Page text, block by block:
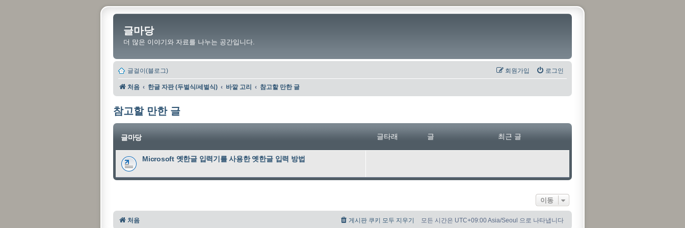
글마당
더 많은 이야기와 자료를 나누는 공간입니다.
글걸이(블로그) 로그인
회원가입
처음 한글 자판 (두벌식/세벌식) 바깥 고리 참고할 만한 글
참고할 만한 글
글마당 글타래 글 최근 글
Microsoft 옛한글 입력기를 사용한 옛한글 입력 방법
이동
처음 모든 시간은 UTC+09:00 Asia/Seoul 으로 나타냅니다
게시판 쿠키 모두 지우기